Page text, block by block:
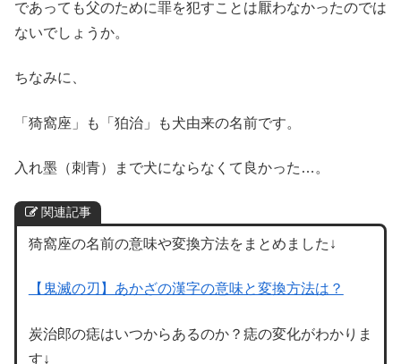
であっても父のために罪を犯すことは厭わなかったのでは
ないでしょうか。
ちなみに、
「猗窩座」も「狛治」も犬由来の名前です。
入れ墨（刺青）まで犬にならなくて良かった…。
関連記事
猗窩座の名前の意味や変換方法をまとめました↓
【鬼滅の刃】あかざの漢字の意味と変換方法は？
炭治郎の痣はいつからあるのか？痣の変化がわかりま
す↓